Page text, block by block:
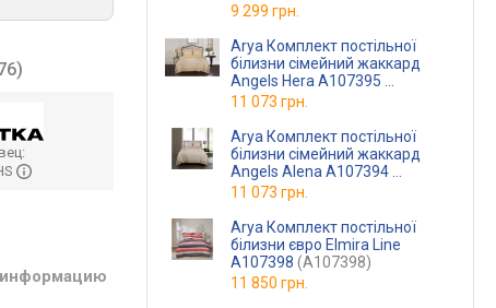
информацию
9 299 грн.
Arya Комплект постільної
білизни сімейний жаккард
Angels Hera A107395
(A107395)
11 073 грн.
Arya Комплект постільної
білизни сімейний жаккард
Angels Alena A107394
(A107394)
11 073 грн.
Arya Комплект постільної
білизни євро Elmira Line
A107398 (A107398)
11 850 грн.